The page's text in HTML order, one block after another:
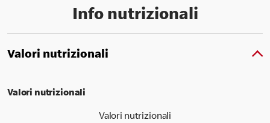
Info nutrizionali
Valori nutrizionali
Valori nutrizionali
Valori nutrizionali